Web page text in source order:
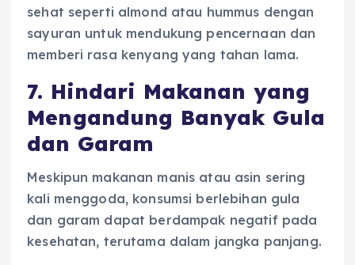
sehat seperti almond atau hummus dengan
sayuran untuk mendukung pencernaan dan
memberi rasa kenyang yang tahan lama.
7. Hindari Makanan yang
Mengandung Banyak Gula
dan Garam
Meskipun makanan manis atau asin sering
kali menggoda, konsumsi berlebihan gula
dan garam dapat berdampak negatif pada
kesehatan, terutama dalam jangka panjang.